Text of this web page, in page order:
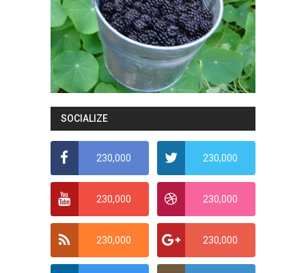
SOCIALIZE
230,000 230,000
230,000 230,000
230,000 230,000